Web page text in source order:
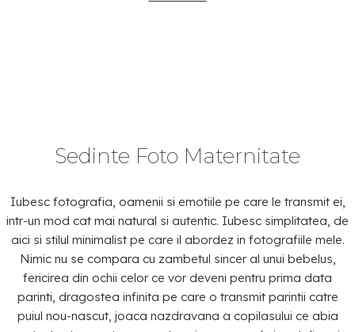
Sedinte Foto Maternitate
Iubesc fotografia, oamenii si emotiile pe care le transmit ei,
intr-un mod cat mai natural si autentic. Iubesc simplitatea, de
aici si stilul minimalist pe care il abordez in fotografiile mele.
Nimic nu se compara cu zambetul sincer al unui bebelus,
fericirea din ochii celor ce vor deveni pentru prima data
parinti, dragostea infinita pe care o transmit parintii catre
puiul nou-nascut, joaca nazdravana a copilasului ce abia